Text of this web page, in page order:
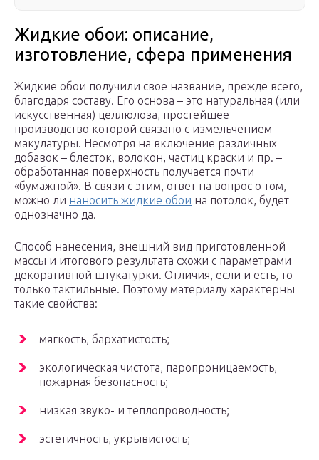
Жидкие обои: описание,
изготовление, сфера применения
Жидкие обои получили свое название, прежде всего,
благодаря составу. Его основа – это натуральная (или
искусственная) целлюлоза, простейшее
производство которой связано с измельчением
макулатуры. Несмотря на включение различных
добавок – блесток, волокон, частиц краски и пр. –
обработанная поверхность получается почти
«бумажной». В связи с этим, ответ на вопрос о том,
можно ли наносить жидкие обои на потолок, будет
однозначно да.
Способ нанесения, внешний вид приготовленной
массы и итогового результата схожи с параметрами
декоративной штукатурки. Отличия, если и есть, то
только тактильные. Поэтому материалу характерны
такие свойства:
мягкость, бархатистость;
экологическая чистота, паропроницаемость,
пожарная безопасность;
низкая звуко- и теплопроводность;
эстетичность, укрывистость;